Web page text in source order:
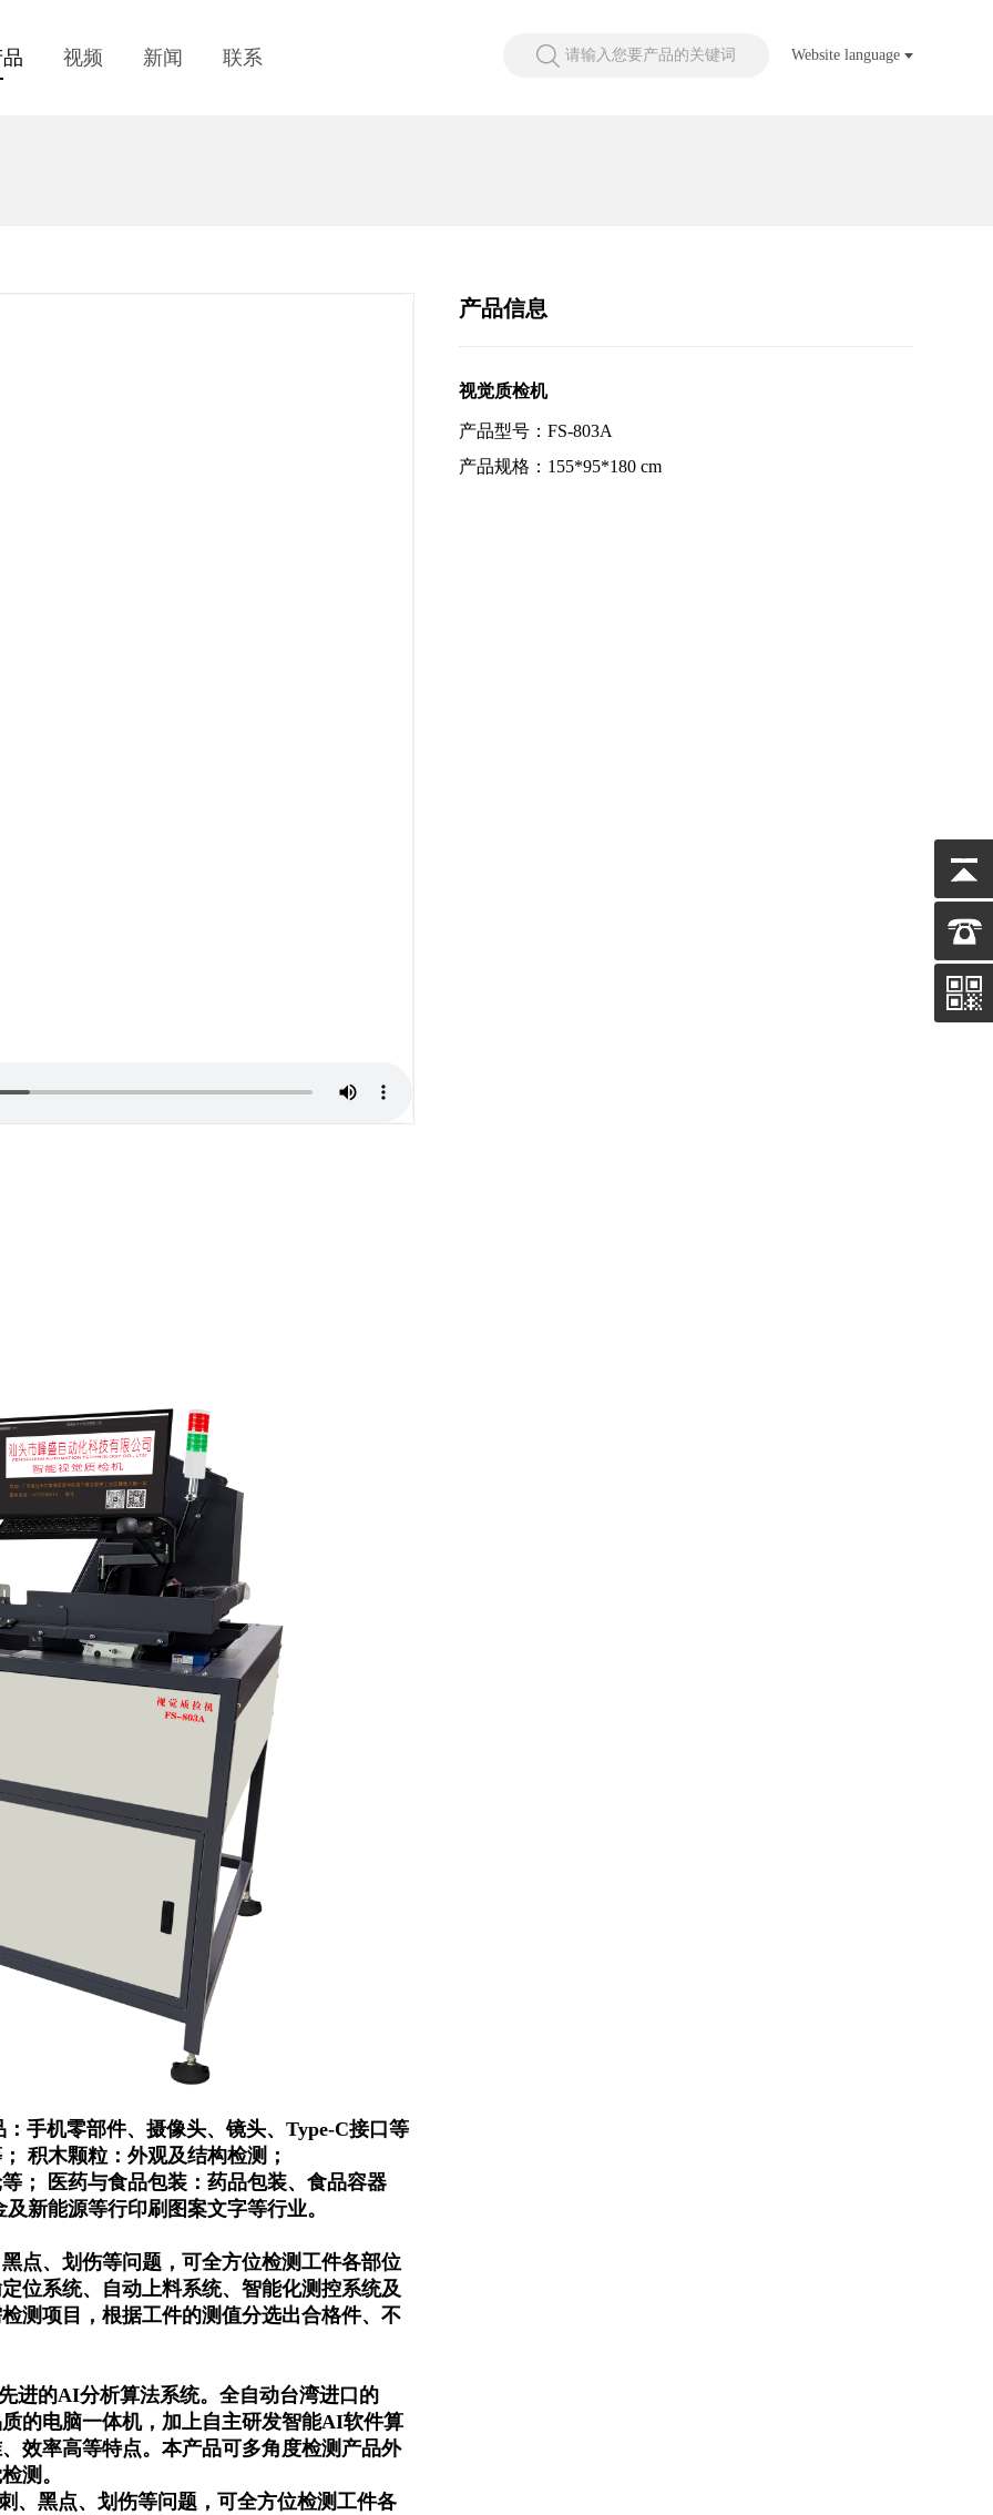
视频 新闻 联系 请输入您要产品的关键词 Website language
手机零部件、摄像头、镜头、 Type-C接口等
积木颗粒：外观及结构检测；
；
医药与食品包装：药品包装、食品容器
新能源等行印刷图案文字等行业。
点、划伤等问题，可全方位检测工件各部位
位系统、自动上料系统、智能化测控系统及
测项目，根据工件的测值分选出合格件、不
进的AI分析算法系统。全自动台湾进口的
的电脑一体机，加上自主研发智能AI软件算
效率高等特点。本产品可多角度检测产品外
测。
、黑点、划伤等问题，可全方位检测工件各
产品信息
视觉质检机
产品型号：FS-803A
产品规格：155*95*180 cm